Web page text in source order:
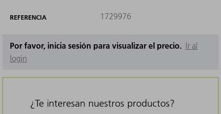
REFERENCIA 1729976
Por favor, inicia sesión para visualizar el precio. Ir al
login
¿Te interesan nuestros productos?